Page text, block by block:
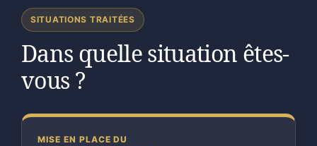
SITUATIONS TRAITÉES
Dans quelle situation êtes-
vous ?
MISE EN PLACE DU